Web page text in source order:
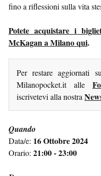
fino a riflessioni sulla vita
Potete acquistare i
McKagan a Milano qui.
Per restare aggiornati
Milanopocket.it alle
iscrivetevi alla nostra
Quando
Data/e: 16 Ottobre 2024
Orario: 21:00 - 23:00